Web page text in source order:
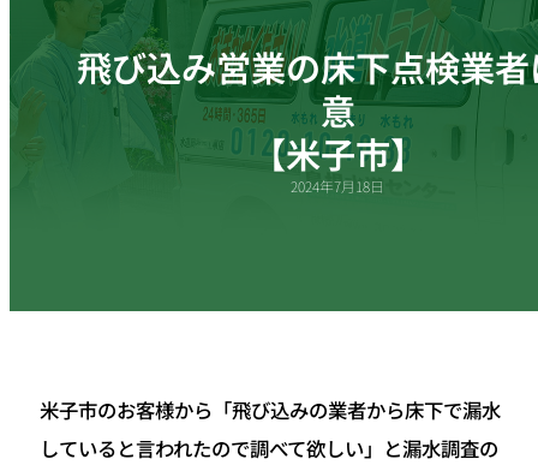
飛び込み営業の床下点検業
意
【米子市】
2024年7月18日
米子市のお客様から「飛び込みの業者から床下で漏水
していると言われたので調べて欲しい」と漏水調査の